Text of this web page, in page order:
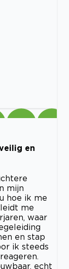
en
mijn
hoe ik me
me
waar
en stap
ik steeds
echt